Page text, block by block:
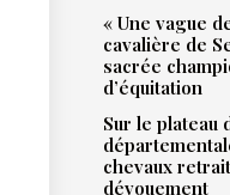
« Une vague
cavalière de
sacrée
d’équitation
Sur le plateau
chevaux
dévouement